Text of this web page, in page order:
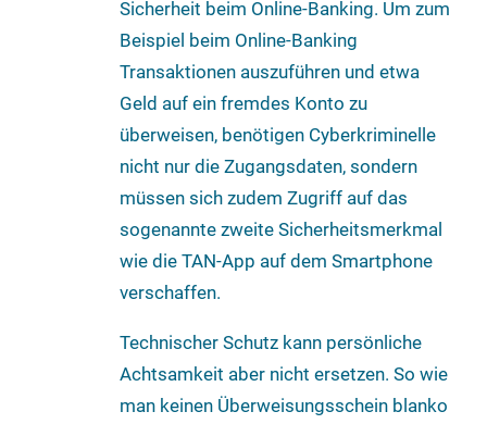
Sicherheit beim Online-Banking. Um zum
Beispiel beim Online-Banking
Transaktionen auszuführen und etwa
Geld auf ein fremdes Konto zu
überweisen, benötigen Cyberkriminelle
nicht nur die Zugangsdaten, sondern
müssen sich zudem Zugriff auf das
sogenannte zweite Sicherheitsmerkmal
wie die TAN-App auf dem Smartphone
verschaffen.
Technischer Schutz kann persönliche
Achtsamkeit aber nicht ersetzen. So wie
man keinen Überweisungsschein blanko